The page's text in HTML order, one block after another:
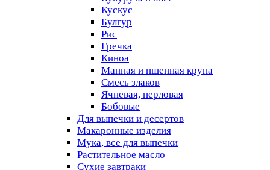
Кускус
Булгур
Рис
Гречка
Киноа
Манная и пшенная крупа
Смесь злаков
Ячневая, перловая
Бобовые
Для выпечки и десертов
Макаронные изделия
Мука, все для выпечки
Растительное масло
Сухие завтраки